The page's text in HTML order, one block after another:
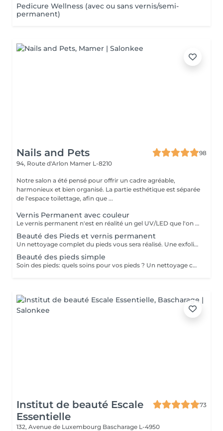
Pedicure Wellness (avec ou sans vernis/semi-
permanent)
Nails and Pets
98
94, Route d'Arlon Mamer L-8210
Notre salon a été pensé pour offrir un cadre agréable,
harmonieux et bien organisé. La partie esthétique est séparée
de l'espace toilettage, afin que ...
Vernis Permanent avec couleur
Le vernis permanent n'est en réalité un gel UV/LED que l'on a conditionné dans un flacon afin de faciliter son application. Le vernis permanent est une matière très fine et a effet d'environ de 2 à 3 semaines. Il est associé avec d' une base et d' une finition et s' applique avec un petit pinceau. En effet, le pinceau est déjà intégré et il n'y a plus qu'à l'appliquer sur les ongles de la cliente.
Beauté des Pieds et vernis permanent
Un nettoyage complet du pieds vous sera réalisé. Une exfoliation de la voute plantaire, puis un traitement adaptés vous sera effectué avec une crème hydratante pour finaliser votre soin. Un vernis permanent vous sera posé avec la couleur de votre choix.
Beauté des pieds simple
Soin des pieds: quels soins pour vos pieds ? Un nettoyage complet du pieds vous sera réalisé. Une exfoliation de la voute plantaire, puis un traitement adaptés vous sera effectué avec une crème hydratante pour finaliser votre soin. Le soin durera 40 minute environ (tout dépend du travail à réaliser)
Institut de beauté Escale
Essentielle
73
132, Avenue de Luxembourg Bascharage L-4950